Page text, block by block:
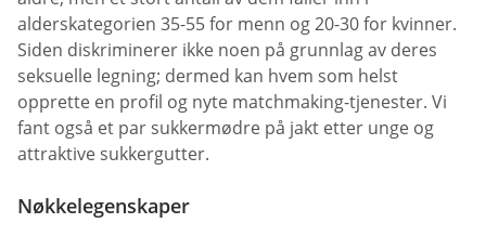
alderskategorien 35-55 for menn og 20-30 for kvinner.
Siden diskriminerer ikke noen på grunnlag av deres
seksuelle legning; dermed kan hvem som helst
opprette en profil og nyte matchmaking-tjenester. Vi
fant også et par sukkermødre på jakt etter unge og
attraktive sukkergutter.
Nøkkelegenskaper